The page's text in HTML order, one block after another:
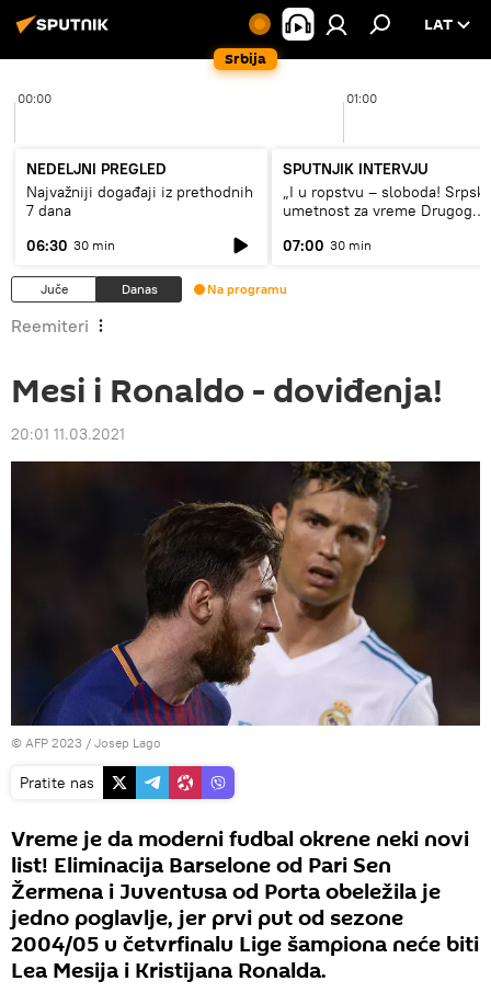
Srbija
LAT
00:00 01:00
NEDELJNI PREGLED
Najvažniji događaji iz prethodnih
7 dana
06:30 30 min
SPUTNJIK INTERVJU
„I u ropstvu – sloboda! Srpska
umetnost za vreme Drugog
07:00 30 min
Juče Danas Na programu
Reemiteri
Mesi i Ronaldo - doviđenja!
20:01 11.03.2021
© AFP 2023 / Josep Lago
Pratite nas
Vreme je da moderni fudbal okrene neki novi
list! Eliminacija Barselone od Pari Sen
Žermena i Juventusa od Porta obeležila je
jedno poglavlje, jer prvi put od sezone
2004/05 u četvrfinalu Lige šampiona neće biti
Lea Mesija i Kristijana Ronalda.